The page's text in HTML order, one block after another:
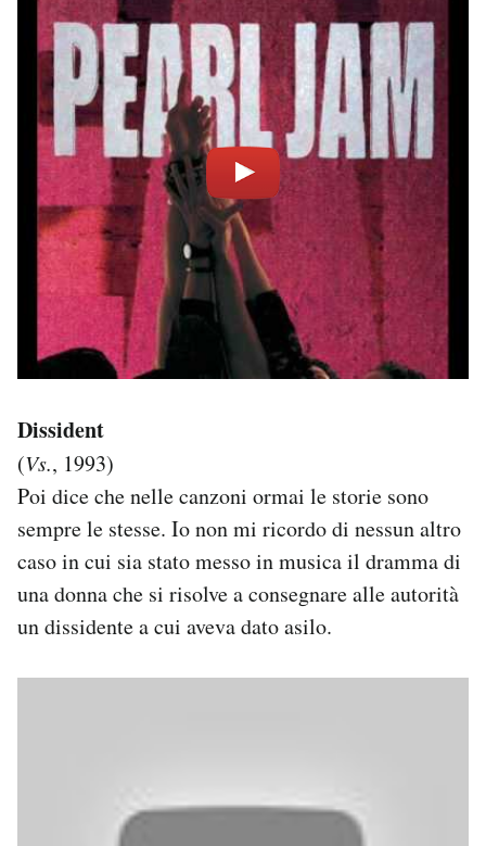
Dissident
(Vs., 1993)
Poi dice che nelle canzoni ormai le storie sono
sempre le stesse. Io non mi ricordo di nessun altro
caso in cui sia stato messo in musica il dramma di
una donna che si risolve a consegnare alle autorità
un dissidente a cui aveva dato asilo.